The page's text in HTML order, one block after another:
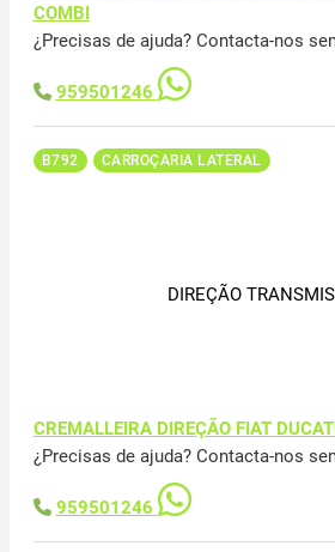
COMBI
¿Precisas de ajuda? Contacta-nos
959501246
B792 CARROÇARIA LATERAL
DIREÇÃO
CREMALLEIRA DIREÇÃO FIAT
¿Precisas de ajuda? Contacta-nos
959501246